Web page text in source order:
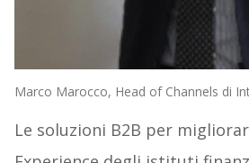
Marco Marocco, Head of Channels di
Le soluzioni B2B per